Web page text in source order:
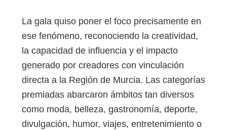
La gala quiso poner el foco precisamente en
ese fenómeno, reconociendo la creatividad,
la capacidad de influencia y el impacto
generado por creadores con vinculación
directa a la Región de Murcia. Las categorías
premiadas abarcaron ámbitos tan diversos
como moda, belleza, gastronomía, deporte,
divulgación, humor, viajes, entretenimiento o